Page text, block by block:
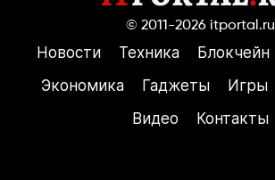
© 2011-2026 itportal.ru
Новости Техника Блокчейн
Экономика
Гаджеты Игры
Видео
Контакты